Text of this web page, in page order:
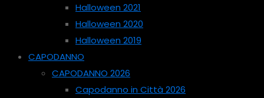
Halloween 2021
Halloween 2020
Halloween 2019
CAPODANNO
CAPODANNO 2026
Capodanno in Città 2026